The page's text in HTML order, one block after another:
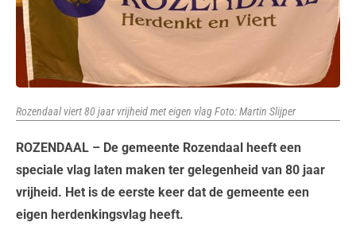
Rozendaal viert 80 jaar vrijheid met eigen vlag Foto: Martin Slijper
ROZENDAAL – De gemeente Rozendaal heeft een
speciale vlag laten maken ter gelegenheid van 80 jaar
vrijheid. Het is de eerste keer dat de gemeente een
eigen herdenkingsvlag heeft.